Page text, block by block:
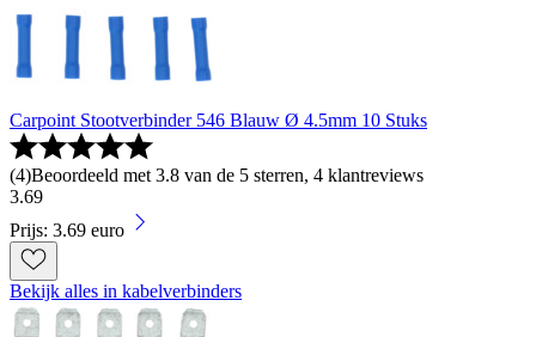
Carpoint Stootverbinder 546 Blauw Ø 4.5mm 10 Stuks
(4)Beoordeeld met 3.8 van de 5 sterren, 4 klantreviews
3.69
Prijs: 3.69 euro
Bekijk alles in kabelverbinders